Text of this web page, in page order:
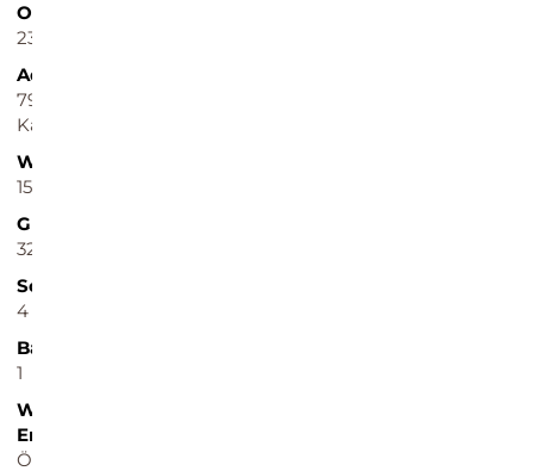
Objekt-ID
231
Adresse
79618 Rheinfelden (Baden) /
Karsau
Wohnfläche ca.
154 m²
Grund­stück ca.
324 m²
Schlafzimmer
4
Balkone
1
Wesentlicher
Energieträger
Öl